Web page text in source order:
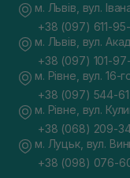
м. Львів, вул.
+38 (097) 611-
м. Львів, вул.
+38 (097) 101-
м. Рівне, вул. 16-
+38 (097) 544-
м. Рівне, вул.
+38 (068) 209-
м. Луцьк, вул.
+38 (098) 076-